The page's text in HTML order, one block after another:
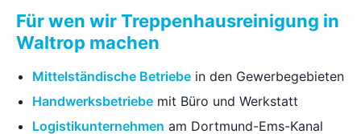
Für wen wir Treppenhausreinigung in
Waltrop machen
Mittelständische Betriebe in den Gewerbegebieten
Handwerksbetriebe mit Büro und Werkstatt
Logistikunternehmen am Dortmund-Ems-Kanal